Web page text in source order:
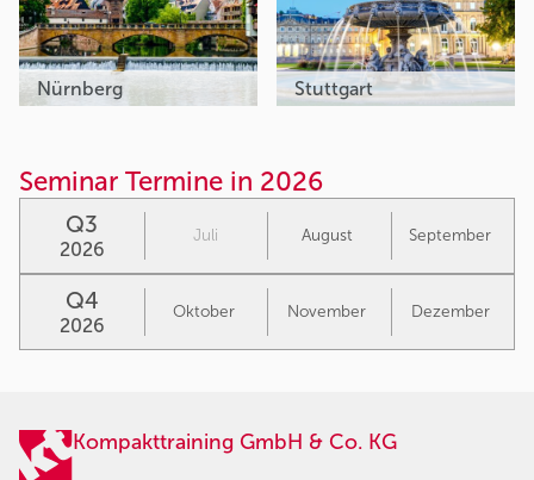
Nürnberg Stuttgart
Seminar Termine in 2026
Q3
2026
Juli August September
Q4
2026
Oktober November Dezember
Kompakttraining GmbH & Co. KG